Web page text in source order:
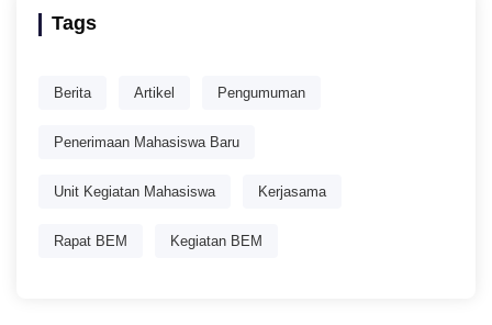
Tags
Berita Artikel Pengumuman
Penerimaan Mahasiswa Baru
Unit Kegiatan Mahasiswa Kerjasama
Rapat BEM Kegiatan BEM